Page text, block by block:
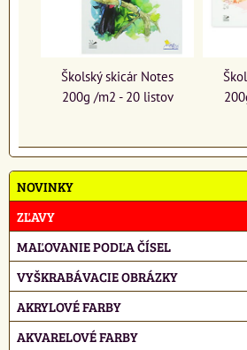
Školský skicár Notes
200g /m2 - 20 listov
NOVINKY
ZĽAVY
MAĽOVANIE PODĽA ČÍSEL
VYŠKRABÁVACIE OBRÁZKY
AKRYLOVÉ FARBY
AKVARELOVÉ FARBY